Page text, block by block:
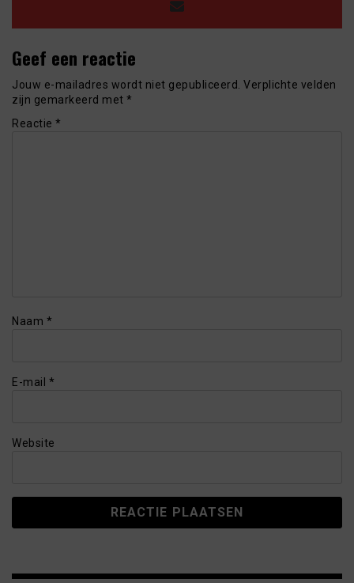
Geef een reactie
Jouw e-mailadres wordt niet gepubliceerd. Verplichte velden
zijn gemarkeerd met *
Reactie *
Naam *
E-mail *
Website